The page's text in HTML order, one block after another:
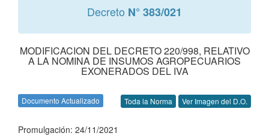
Decreto N° 383/021
MODIFICACION DEL DECRETO 220/998, RELATIVO
A LA NOMINA DE INSUMOS AGROPECUARIOS
EXONERADOS DEL IVA
Documento Actualizado Toda la Norma Ver Imagen del D.O.
Promulgación: 24/11/2021